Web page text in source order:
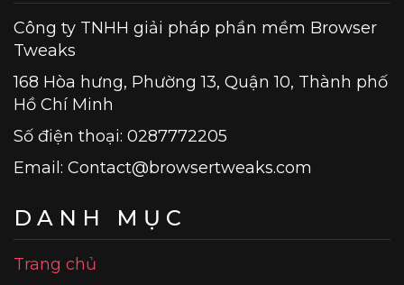
Công ty TNHH giải pháp phần mềm Browser
Tweaks
168 Hòa hưng, Phường 13, Quận 10, Thành phố
Hồ Chí Minh
Số điện thoại: 0287772205
Email: Contact@browsertweaks.com
DANH MỤC
Trang chủ